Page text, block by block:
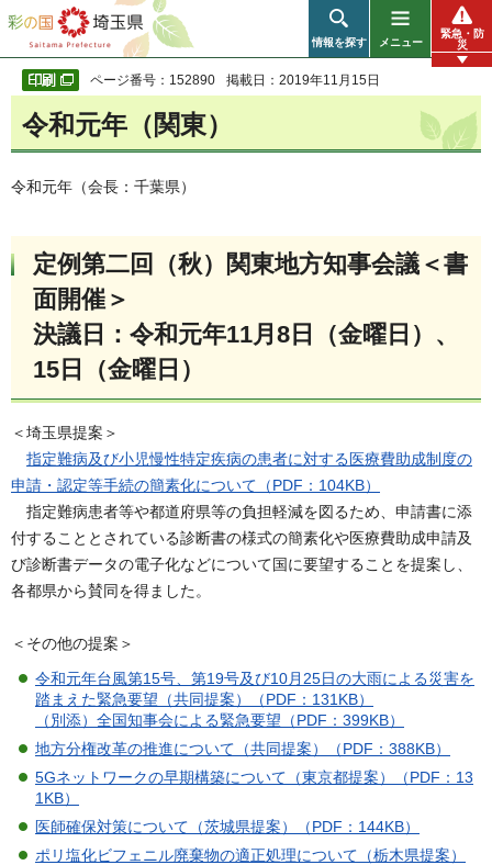
彩の国 埼玉県
情報を探す メニュー
緊急・防
災
ページ番号：152890 掲載日：2019年11月15日
令和元年（関東）
令和元年（会長：千葉県）
定例第二回（秋）関東地方知事会議＜書
面開催＞
決議日：令和元年11月8日（金曜日）、
15日（金曜日）
＜埼玉県提案＞
指定難病及び小児慢性特定疾病の患者に対する医療費助成制度の
申請・認定等手続の簡素化について（PDF：104KB）
指定難病患者等や都道府県等の負担軽減を図るため、申請書に添
付することとされている診断書の様式の簡素化や医療費助成申請及
び診断書データの電子化などについて国に要望することを提案し、
各都県から賛同を得ました。
＜その他の提案＞
令和元年台風第15号、第19号及び10月25日の大雨による災害を
踏まえた緊急要望（共同提案）（PDF：131KB）
（別添）全国知事会による緊急要望（PDF：399KB）
地方分権改革の推進について（共同提案）（PDF：388KB）
5Gネットワークの早期構築について（東京都提案）（PDF：13
1KB）
医師確保対策について（茨城県提案）（PDF：144KB）
ポリ塩化ビフェニル廃棄物の適正処理について（栃木県提案）